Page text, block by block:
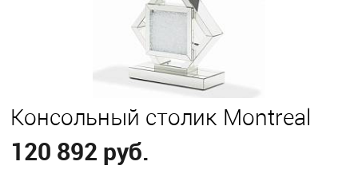
Консольный столик Montreal
120 892 руб.